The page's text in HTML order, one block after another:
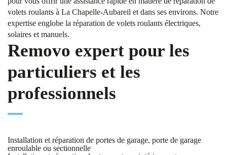
volets roulants à La Chapelle-Aubareil et dans ses environs. Notre
expertise englobe la réparation de volets roulants électriques,
solaires et manuels.
Removo expert pour les
particuliers et les
professionnels
Installation et réparation de portes de garage, porte de garage
enroulable ou sectionnelle